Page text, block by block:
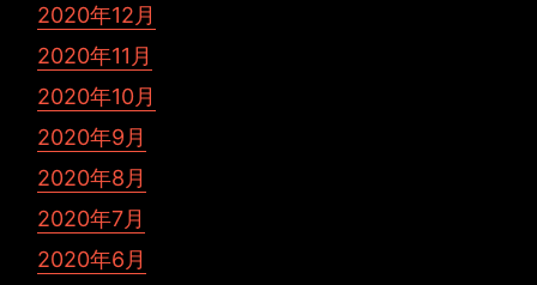
2020年12月
2020年11月
2020年10月
2020年9月
2020年8月
2020年7月
2020年6月